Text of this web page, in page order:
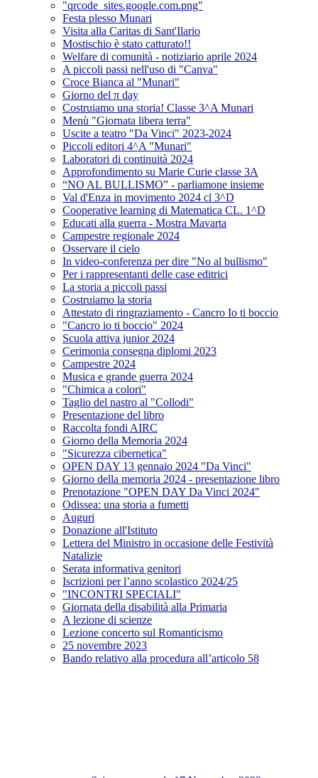
"qrcode_sites.google.com.png"
Festa plesso Munari
Visita alla Caritas di Sant'Ilario
Mostischio è stato catturato!!
Welfare di comunità - notiziario aprile 2024
A piccoli passi nell'uso di "Canva"
Croce Bianca al "Munari"
Giorno del π day
Costruiamo una storia! Classe 3^A Munari
Menù "Giornata libera terra"
Uscite a teatro "Da Vinci" 2023-2024
Piccoli editori 4^A "Munari"
Laboratori di continuità 2024
Approfondimento su Marie Curie classe 3A
“NO AL BULLISMO” - parliamone insieme
Val d'Enza in movimento 2024 cl 3^D
Cooperative learning di Matematica CL. 1^D
Educati alla guerra - Mostra Mavarta
Campestre regionale 2024
Osservare il cielo
In video-conferenza per dire "No al bullismo"
Per i rappresentanti delle case editrici
La storia a piccoli passi
Costruiamo la storia
Attestato di ringraziamento - Cancro Io ti boccio
"Cancro io ti boccio" 2024
Scuola attiva junior 2024
Cerimonia consegna diplomi 2023
Campestre 2024
Musica e grande guerra 2024
"Chimica a colori"
Taglio del nastro al "Collodi"
Presentazione del libro
Raccolta fondi AIRC
Giorno della Memoria 2024
"Sicurezza cibernetica"
OPEN DAY 13 gennaio 2024 "Da Vinci"
Giorno della memoria 2024 - presentazione libro
Prenotazione "OPEN DAY Da Vinci 2024"
Odissea: una storia a fumetti
Auguri
Donazione all'Istituto
Lettera del Ministro in occasione delle Festività
Natalizie
Serata informativa genitori
Iscrizioni per l’anno scolastico 2024/25
"INCONTRI SPECIALI"
Giornata della disabilità alla Primaria
A lezione di scienze
Lezione concerto sul Romanticismo
25 novembre 2023
Bando relativo alla procedura all’articolo 58